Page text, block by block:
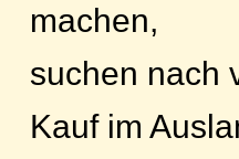
machen,
suchen nach
Kauf im